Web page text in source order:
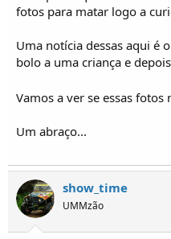
fotos para matar logo a
Uma notícia dessas aqui é
bolo a uma criança e
Vamos a ver se essas
Um abraço...
show_time
UMMzão